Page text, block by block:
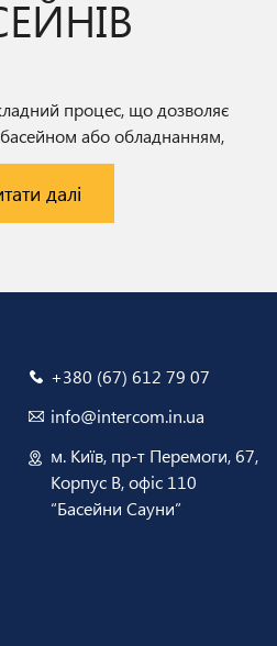
процес, що дозволяє
або обладнанням,
оздоблення. Також
встановлення нового або
Ми готові п...
далі
+380 (67) 612 79 07
info@intercom.in.ua
м. Київ, пр-т Перемоги, 67,
Корпус В, офіс 110
“Басейни Сауни”